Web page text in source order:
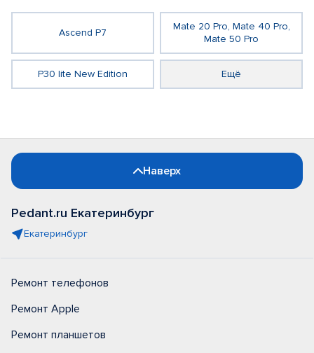
Ascend P7
Mate 20 Pro, Mate 40 Pro,
Mate 50 Pro
P30 lite New Edition Ещё
Наверх
Pedant.ru Екатеринбург
Екатеринбург
Ремонт телефонов
Ремонт Apple
Ремонт планшетов